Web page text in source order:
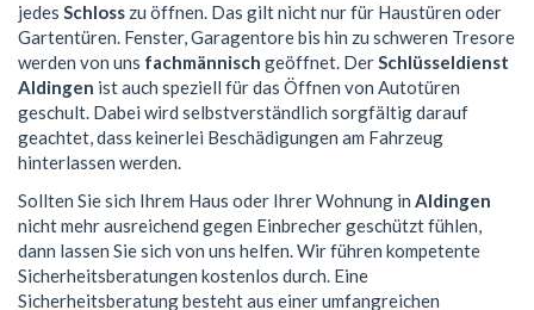
jedes Schloss zu öffnen. Das gilt nicht nur für Haustüren oder
Gartentüren. Fenster, Garagentore bis hin zu schweren Tresore
werden von uns fachmännisch geöffnet. DerSchlüsseldienst
Aldingen ist auch speziell für das Öffnen von Autotüren
geschult. Dabei wird selbstverständlich sorgfältig darauf
geachtet, dass keinerlei Beschädigungen am Fahrzeug
hinterlassen werden.
Sollten Sie sich Ihrem Haus oder Ihrer Wohnung in Aldingen
nicht mehr ausreichend gegen Einbrecher geschützt fühlen,
dann lassen Sie sich von uns helfen. Wir führen kompetente
Sicherheitsberatungen kostenlos durch. Eine
Sicherheitsberatung besteht aus einer umfangreichen